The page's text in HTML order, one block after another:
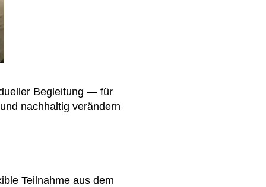
Begleitung — für
nachhaltig verändern
Teilnahme aus dem